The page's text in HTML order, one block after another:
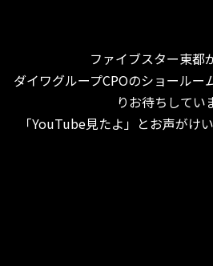
ファイブスター東都
ダイワグループCPOのショールー
りお待ちしてい
「YouTube見たよ」とお声がけ